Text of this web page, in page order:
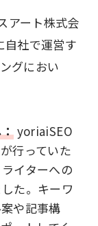
アート株式会
社で運営す
グにおい
yoriaiSEO
行っていた
イターへの
た。キーワ
や記事構